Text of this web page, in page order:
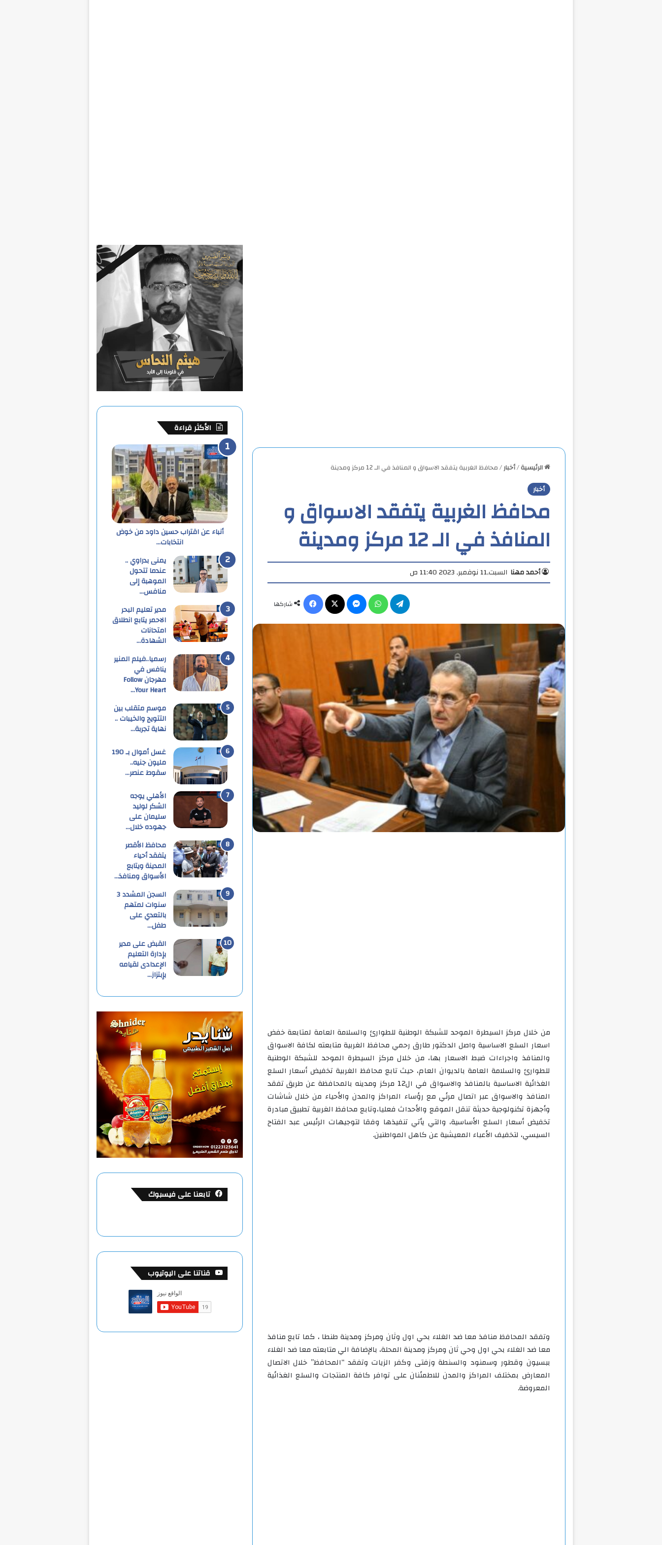
الرئيسية/أخبار/محافظ الغربية يتفقد الاسواق و المنافذ في الـ 12 مركز ومدينة
أخبار
محافظ الغربية يتفقد الاسواق و
المنافذ في الـ 12 مركز ومدينة
أحمد مهنا السبت,11 نوفمبر, 2023 11:40 ص
شاركها
ماسنجر واتساب تيلقرام
من خلال مركز السيطرة الموحد للشبكة الوطنية للطوارئ والسلامة العامة لمتابعة خفض
اسعار السلع الاساسية واصل الدكتور طارق رحمي محافظ الغربية متابعته لكافة الاسواق
والمنافذ واجراءات ضبط الاسعار بها، من خلال مركز السيطرة الموحد للشبكة الوطنية
للطوارئ والسلامة العامة بالديوان العام، حيث تابع محافظ الغربية تخفيض أسعار السلع
الغذائية الاساسية بالمنافذ والاسواق في ال12 مركز ومدينه بالمحافظة عن طريق تفقد
المنافذ والاسواق عبر اتصال مرئي مع رؤساء المراكز والمدن والأحياء من خلال شاشات
وأجهزة تكنولوجية حديثة تنقل الموقع والأحداث فعليا،وتابع محافظ الغربية تطبيق مبادرة
تخفيض أسعار السلع الأساسية، والتي يأتي تنفيذها وفقا لتوجيهات الرئيس عبد الفتاح
السيسي، لتخفيف الأعباء المعيشية عن كاهل المواطنين.
وتفقد المحافظ منافذ معا ضد الغلاء بحي اول وثان ومركز ومدينة طنطا ، كما تابع منافذ
معا ضد الغلاء بحي اول وحي ثان ومركز ومدينة المحلة، بالإضافة الي متابعته معا ضد الغلاء
ببسيون وقطور وسمنود والسنطة وزفتى وكفر الزيات وتفقد “المحافظ” خلال الاتصال
المعارض بمختلف المراكز والمدن للاطمئنان على توافر كافة المنتجات والسلع الغذائية
المعروضة.
الأكثر قراءة
أنباء عن اقتراب حسين داود من خوض
انتخابات…
يمنى بدراوي ..
عندما تتحول
الموهبة إلى
منافس…
مدير تعليم البحر
الاحمر يتابع انطلاق
امتحانات
الشهادة…
رسميا..فيلم المنير
ينافس في
مهرجان Follow
Your Heart…
موسم متقلب بين
التتويج والخيبات ..
نهاية تجربة…
غسل أموال بـ 190
مليون جنيه..
سقوط عنصر…
الأهلي يوجه
الشكر لوليد
سليمان على
جهوده خلال…
محافظ الأقصر
يتفقد أحياء
المدينة ويتابع
الأسواق ومنافذ…
السجن المشدد 3
سنوات لمتهم
بالتعدي على
طفل…
القبض على مدير
بإدارة التعليم
الإعدادى لقيامه
بإبتزاز…
تابعنا على فيسبوك
قناتنا على اليوتيوب